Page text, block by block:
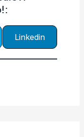
Linkedin